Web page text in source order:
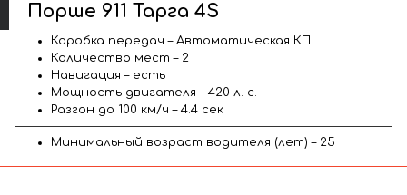
Порше 911 Тарга 4S
Коробка передач – Автоматическая КП
Количество мест – 2
Навигация – есть
Мощность двигателя – 420 л. с.
Разгон до 100 км/ч – 4.4 сек
Минимальный возраст водителя (лет) – 25